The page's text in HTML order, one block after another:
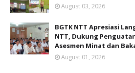
August 03, 2026
BGTK NTT Apresiasi
NTT, Dukung
Asesmen Minat dan
August 01, 2026